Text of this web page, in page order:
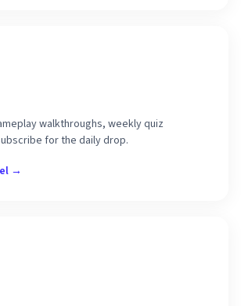
walkthroughs, weekly quiz
for the daily drop.
→